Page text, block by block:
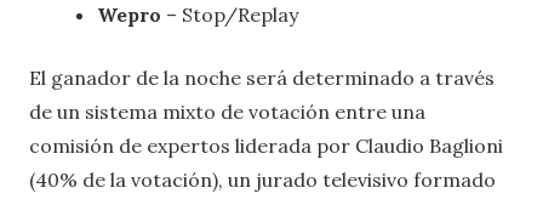
Wepro – Stop/Replay
El ganador de la noche será determinado a través
de un sistema mixto de votación entre una
comisión de expertos liderada por Claudio Baglioni
(40% de la votación), un jurado televisivo formado